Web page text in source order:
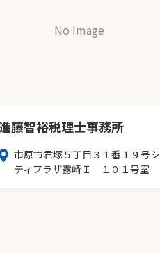
No Image
進藤智裕税理士事務所
市原市君塚５丁目３１番１９号シ
ティプラザ露崎Ｉ １０１号室